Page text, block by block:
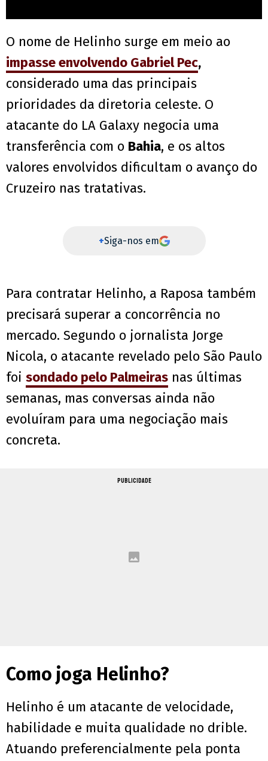
O nome de Helinho surge em meio ao
impasse envolvendo Gabriel Pec,
considerado uma das principais
prioridades da diretoria celeste. O
atacante do LA Galaxy negocia uma
transferência com o Bahia, e os altos
valores envolvidos dificultam o avanço do
Cruzeiro nas tratativas.
+Siga-nos em
Para contratar Helinho, a Raposa também
precisará superar a concorrência no
mercado. Segundo o jornalista Jorge
Nicola, o atacante revelado pelo São Paulo
foi sondado pelo Palmeiras nas últimas
semanas, mas conversas ainda não
evoluíram para uma negociação mais
concreta.
PUBLICIDADE
Como joga Helinho?
Helinho é um atacante de velocidade,
habilidade e muita qualidade no drible.
Atuando preferencialmente pela ponta